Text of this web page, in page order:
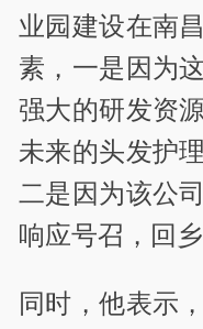
业园建设在南
素，一是因为
强大的研发资
未来的头发护
二是因为该公
响应号召，回乡
同时，他表示